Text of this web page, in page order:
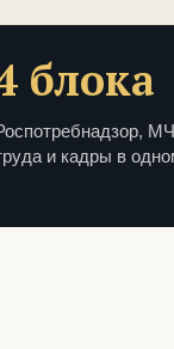
блока
и кадры в